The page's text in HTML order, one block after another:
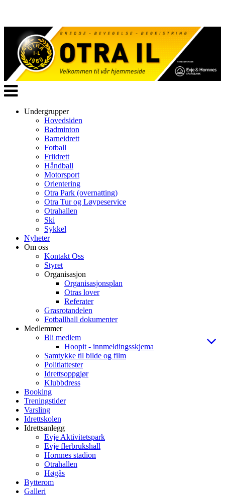
Veksle
navigasjon
Undergrupper
Hovedsiden
Badminton
Barneidrett
Fotball
Friidrett
Håndball
Motorsport
Orientering
Otra Park (overnatting)
Otra Tur og Løypeservice
Otrahallen
Ski
Sykkel
Nyheter
Om oss
Kontakt Oss
Styret
Organisasjon
Organisasjonsplan
Otras lover
Referater
Grasrotandelen
Fotballhall dokumenter
Medlemmer
Bli medlem
Hoopit - innmeldingsskjema
Samtykke til bilde og film
Politiattester
Idrettsoppgjør
Klubbdress
Booking
Treningstider
Varsling
Idrettskolen
Idrettsanlegg
Evje Aktivitetspark
Evje flerbrukshall
Hornnes stadion
Otrahallen
Høgås
Bytterom
Galleri